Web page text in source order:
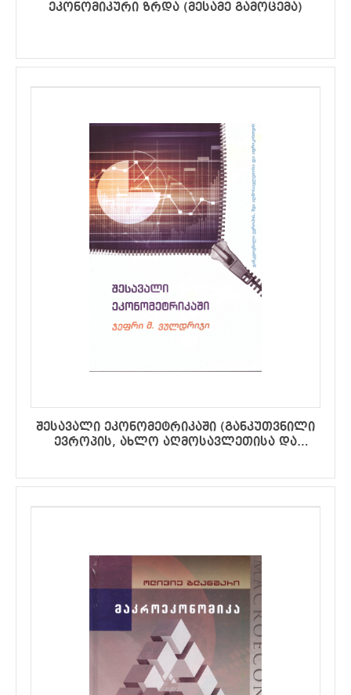
ეკონომიკური ზრდა (მესამე გამოცემა)
შესავალი ეკონომეტრიკაში (განკუთვნილი
ევროპის, ახლო აღმოსავლეთისა და